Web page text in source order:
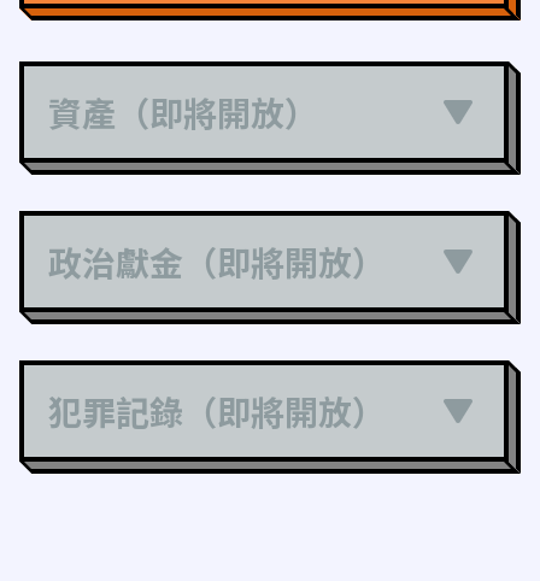
資產（即將開放）
政治獻金（即將開放）
犯罪記錄（即將開放）